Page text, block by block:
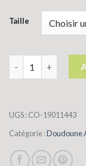
Taille
quantité de
UGS :CO-19011443
Catégorie :Doudoune